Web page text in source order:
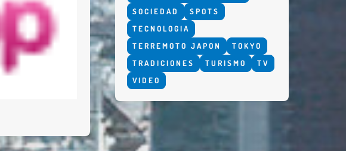
SOCIEDAD
SPOTS
TECNOLOGIA
TERREMOTO JAPON
TOKYO
TRADICIONES
TURISMO
TV
VIDEO